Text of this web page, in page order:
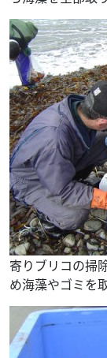
寄りブリコの掃
め海藻やゴミを